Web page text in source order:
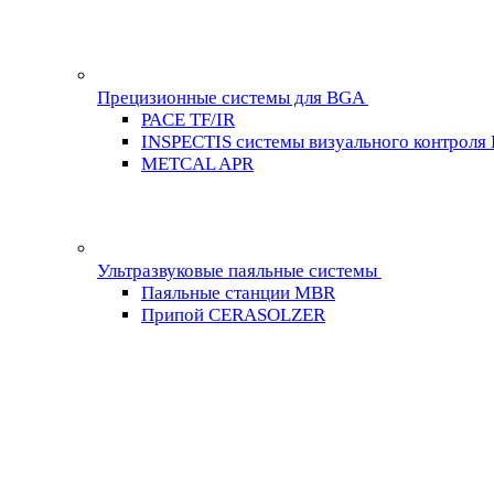
Прецизионные системы для BGA
PACE TF/IR
INSPECTIS системы визуального контроля
METCAL APR
Ультразвуковые паяльные системы
Паяльные станции MBR
Припой CERASOLZER